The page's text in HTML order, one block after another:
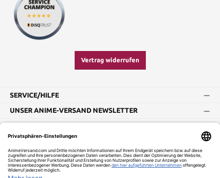
Vertrag widerrufen
SERVICE/HILFE
UNSER ANIME-VERSAND NEWSLETTER
Impressum